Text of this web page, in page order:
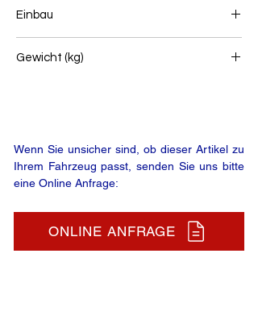
Einbau
Gewicht (kg)
Wenn Sie unsicher sind, ob dieser Artikel zu
Ihrem Fahrzeug passt, senden Sie uns bitte
eine Online Anfrage:
ONLINE ANFRAGE